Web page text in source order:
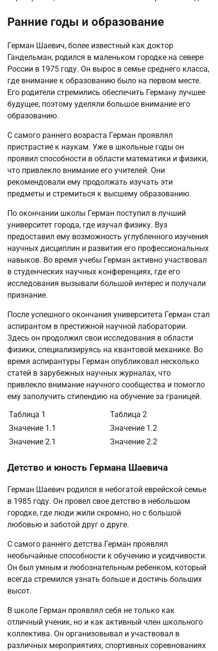
Ранние годы и образование
Герман Шаевич, более известный как доктор
Гандельман, родился в маленьком городке на севере
России в 1975 году. Он вырос в семье среднего класса,
где внимание к образованию было на первом месте.
Его родители стремились обеспечить Герману лучшее
будущее, поэтому уделяли большое внимание его
образованию.
С самого раннего возраста Герман проявлял
пристрастие к наукам. Уже в школьные годы он
проявил способности в области математики и физики,
что привлекло внимание его учителей. Они
рекомендовали ему продолжать изучать эти
предметы и стремиться к высшему образованию.
По окончании школы Герман поступил в лучший
университет города, где изучал физику. Вуз
предоставил ему возможность углубленного изучения
научных дисциплин и развития его профессиональных
навыков. Во время учебы Герман активно участвовал
в студенческих научных конференциях, где его
исследования вызывали большой интерес и получали
признание.
После успешного окончания университета Герман стал
аспирантом в престижной научной лаборатории.
Здесь он продолжил свои исследования в области
физики, специализируясь на квантовой механике. Во
время аспирантуры Герман опубликовал несколько
статей в зарубежных научных журналах, что
привлекло внимание научного сообщества и помогло
ему заполучить стипендию на обучение за границей.
Таблица 1
Таблица 2
Значение 1.1
Значение 1.2
Значение 2.1
Значение 2.2
Детство и юность Германа Шаевича
Герман Шаевич родился в небогатой еврейской семье
в 1985 году. Он провел свое детство в небольшом
городке, где люди жили скромно, но с большой
любовью и заботой друг о друге.
С самого раннего детства Герман проявлял
необычайные способности к обучению и усидчивости.
Он был умным и любознательным ребенком, который
всегда стремился узнать больше и достичь больших
высот.
В школе Герман проявлял себя не только как
отличный ученик, но и как активный член школьного
коллектива. Он организовывал и участвовал в
различных мероприятиях, спортивных соревнованиях